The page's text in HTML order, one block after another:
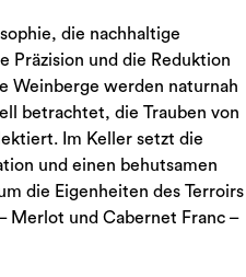
die nachhaltige
Präzision und die Reduktion
Weinberge werden naturnah
betrachtet, die Trauben von
Im Keller setzt die
und einen behutsamen
die Eigenheiten des Terroirs
Merlot und Cabernet Franc –